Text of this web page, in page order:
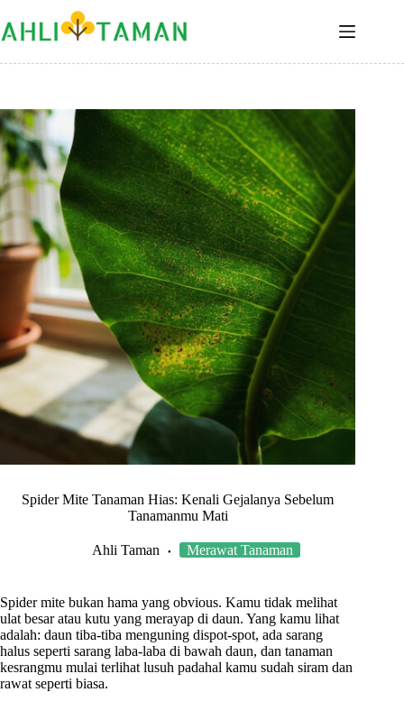
Spider Mite Tanaman Hias: Kenali Gejalanya Sebelum
Tanamanmu Mati
Ahli Taman Merawat Tanaman
Spider mite bukan hama yang obvious. Kamu tidak melihat
ulat besar atau kutu yang merayap di daun. Yang kamu lihat
adalah: daun tiba-tiba menguning dispot-spot, ada sarang
halus seperti sarang laba-laba di bawah daun, dan tanaman
kesrangmu mulai terlihat lusuh padahal kamu sudah siram dan
rawat seperti biasa.